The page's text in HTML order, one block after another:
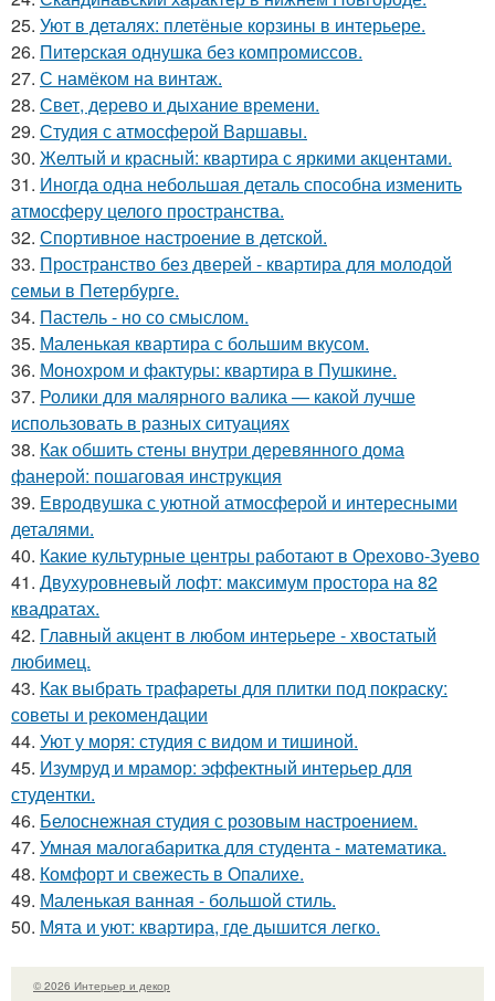
25. Уют в деталях: плетёные корзины в интерьере.
26. Питерская однушка без компромиссов.
27. С намёком на винтаж.
28. Свет, дерево и дыхание времени.
29. Студия с атмосферой Варшавы.
30. Желтый и красный: квартира с яркими акцентами.
31. Иногда одна небольшая деталь способна изменить
атмосферу целого пространства.
32. Спортивное настроение в детской.
33. Пространство без дверей - квартира для молодой
семьи в Петербурге.
34. Пастель - но со смыслом.
35. Маленькая квартира с большим вкусом.
36. Монохром и фактуры: квартира в Пушкине.
37. Ролики для малярного валика — какой лучше
использовать в разных ситуациях
38. Как обшить стены внутри деревянного дома
фанерой: пошаговая инструкция
39. Евродвушка с уютной атмосферой и интересными
деталями.
40. Какие культурные центры работают в Орехово-Зуево
41. Двухуровневый лофт: максимум простора на 82
квадратах.
42. Главный акцент в любом интерьере - хвостатый
любимец.
43. Как выбрать трафареты для плитки под покраску:
советы и рекомендации
44. Уют у моря: студия с видом и тишиной.
45. Изумруд и мрамор: эффектный интерьер для
студентки.
46. Белоснежная студия с розовым настроением.
47. Умная малогабаритка для студента - математика.
48. Комфорт и свежесть в Опалихе.
49. Маленькая ванная - большой стиль.
50. Мята и уют: квартира, где дышится легко.
© 2026 Интерьер и декор